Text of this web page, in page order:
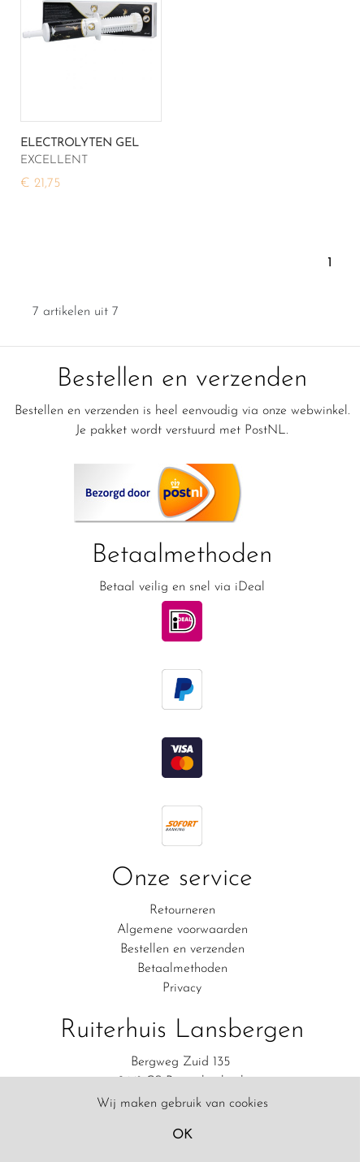
Wij maken gebruik van cookies
OK
ELECTROLYTEN GEL
EXCELLENT
€ 21,75
1
7 artikelen uit 7
Bestellen en verzenden
Bestellen en verzenden is heel eenvoudig via onze webwinkel.
Je pakket wordt verstuurd met PostNL.
Betaalmethoden
Betaal veilig en snel via iDeal
Onze service
Retourneren
Algemene voorwaarden
Bestellen en verzenden
Betaalmethoden
Privacy
Ruiterhuis Lansbergen
Bergweg Zuid 135
06-83111554
Contact